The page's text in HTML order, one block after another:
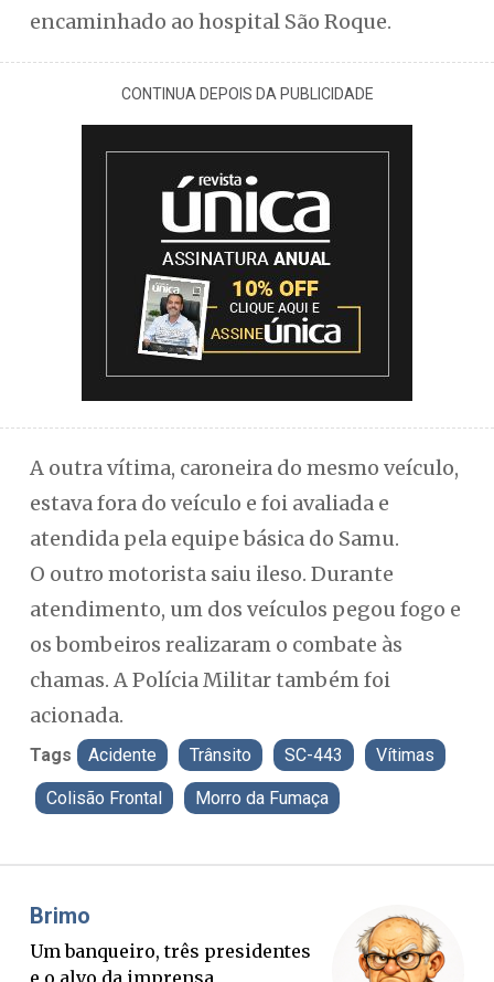
encaminhado ao hospital São Roque.
CONTINUA DEPOIS DA PUBLICIDADE
A outra vítima, caroneira do mesmo veículo,
estava fora do veículo e foi avaliada e
atendida pela equipe básica do Samu.
O outro motorista saiu ileso. Durante
atendimento, um dos veículos pegou fogo e
os bombeiros realizaram o combate às
chamas. A Polícia Militar também foi
acionada.
Tags Acidente Trânsito SC-443 Vítimas
Colisão Frontal Morro da Fumaça
O Boato corre mais rápido que a
verdade. Mas quem paga a